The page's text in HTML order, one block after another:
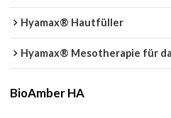
Hyamax® Hautfüller
Hyamax® Mesotherapie für
BioAmber HA